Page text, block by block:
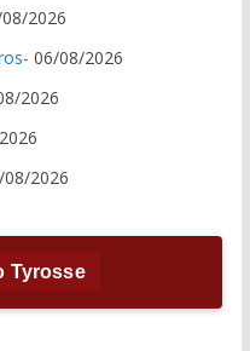
2026
06/08/2026
2026
2026
Tyrosse